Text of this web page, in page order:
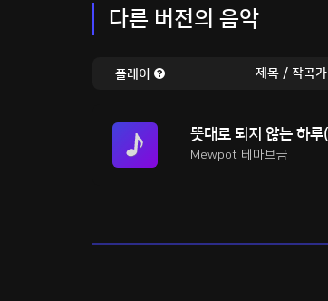
다른 버전의 음악
플레이 제목 / 작곡가
Mewpot 테마브금